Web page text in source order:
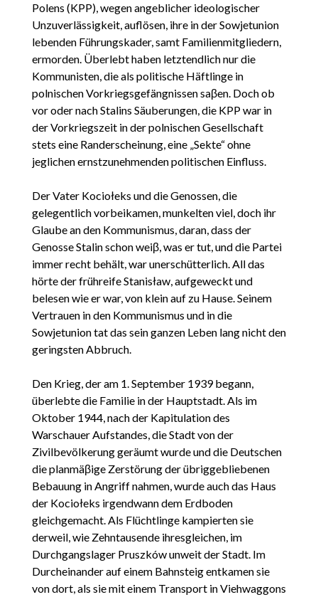
Polens (KPP), wegen angeblicher ideologischer
Unzuverlässigkeit, auflösen, ihre in der Sowjetunion
lebenden Führungskader, samt Familienmitgliedern,
ermorden. Überlebt haben letztendlich nur die
Kommunisten, die als politische Häftlinge in
polnischen Vorkriegsgefängnissen saβen. Doch ob
vor oder nach Stalins Säuberungen, die KPP war in
der Vorkriegszeit in der polnischen Gesellschaft
stets eine Randerscheinung, eine „Sekte“ ohne
jeglichen ernstzunehmenden politischen Einfluss.
Der Vater Kociołeks und die Genossen, die
gelegentlich vorbeikamen, munkelten viel, doch ihr
Glaube an den Kommunismus, daran, dass der
Genosse Stalin schon weiβ, was er tut, und die Partei
immer recht behält, war unerschütterlich. All das
hörte der frühreife Stanisław, aufgeweckt und
belesen wie er war, von klein auf zu Hause. Seinem
Vertrauen in den Kommunismus und in die
Sowjetunion tat das sein ganzen Leben lang nicht den
geringsten Abbruch.
Den Krieg, der am 1. September 1939 begann,
überlebte die Familie in der Hauptstadt. Als im
Oktober 1944, nach der Kapitulation des
Warschauer Aufstandes, die Stadt von der
Zivilbevölkerung geräumt wurde und die Deutschen
die planmäβige Zerstörung der übriggebliebenen
Bebauung in Angriff nahmen, wurde auch das Haus
der Kociołeks irgendwann dem Erdboden
gleichgemacht. Als Flüchtlinge kampierten sie
derweil, wie Zehntausende ihresgleichen, im
Durchgangslager Pruszków unweit der Stadt. Im
Durcheinander auf einem Bahnsteig entkamen sie
von dort, als sie mit einem Transport in Viehwaggons